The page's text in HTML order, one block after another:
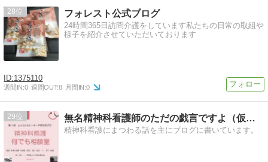
28 フォレスト公式ブログ
24時間365日訪問介護をしています私たちの日常の取組や
様子を紹介させていただいております
1375110
週間IN:0 週間OUT:8 月間IN:0
29 無名精神科看護師のただの戯言ですよ（仮）。振り返りブログ
精神科看護にまつわる話を主にブログに書いています。